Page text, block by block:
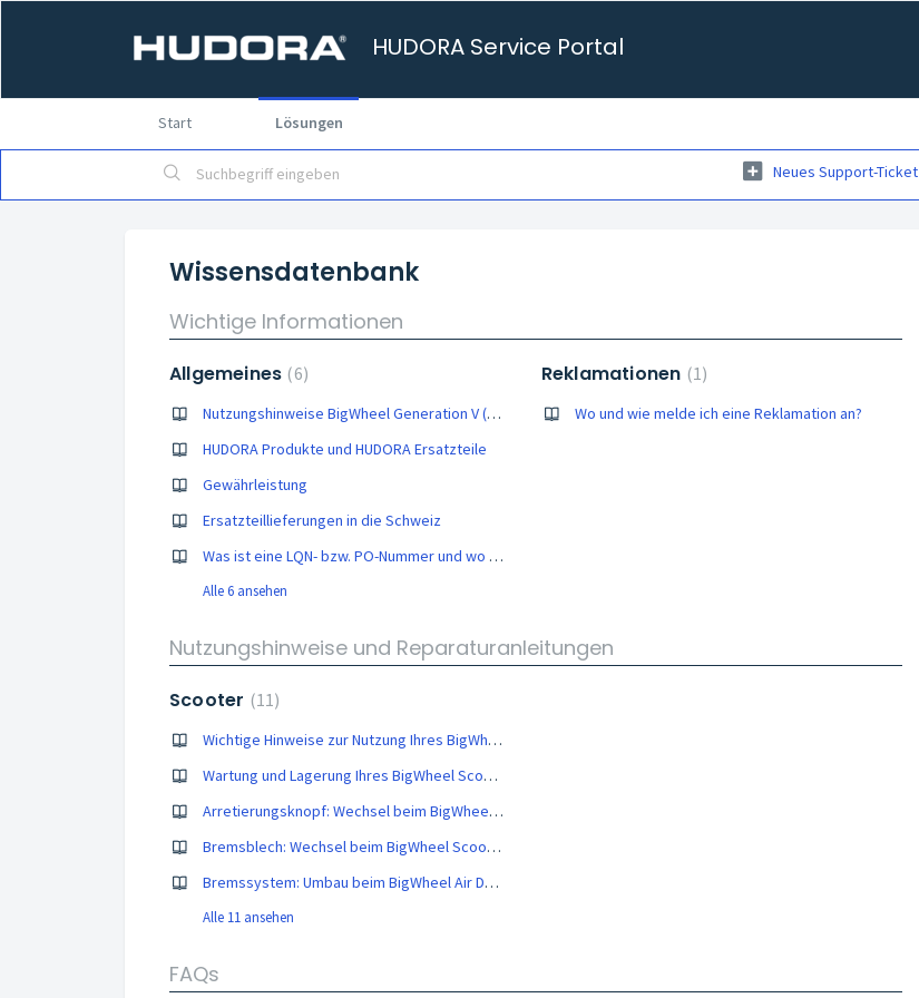
HUDORA Service Portal
Start Lösungen
Neues Support-Ticket
Wissensdatenbank
Wichtige Informationen
Allgemeines 6
Nutzungshinweise BigWheel Generation V (Modelle 14113, 14114 und 14115)
HUDORA Produkte und HUDORA Ersatzteile
Gewährleistung
Ersatzteillieferungen in die Schweiz
Was ist eine LQN- bzw. PO-Nummer und wo finde ich sie?
Alle 6 ansehen
Reklamationen 1
Wo und wie melde ich eine Reklamation an?
Nutzungshinweise und Reparaturanleitungen
Scooter 11
Wichtige Hinweise zur Nutzung Ihres BigWheel Scooters
Wartung und Lagerung Ihres BigWheel Scooters
Arretierungsknopf: Wechsel beim BigWheel Scooter
Bremsblech: Wechsel beim BigWheel Scooter
Bremssystem: Umbau beim BigWheel Air Dual Brake 205
Alle 11 ansehen
FAQs